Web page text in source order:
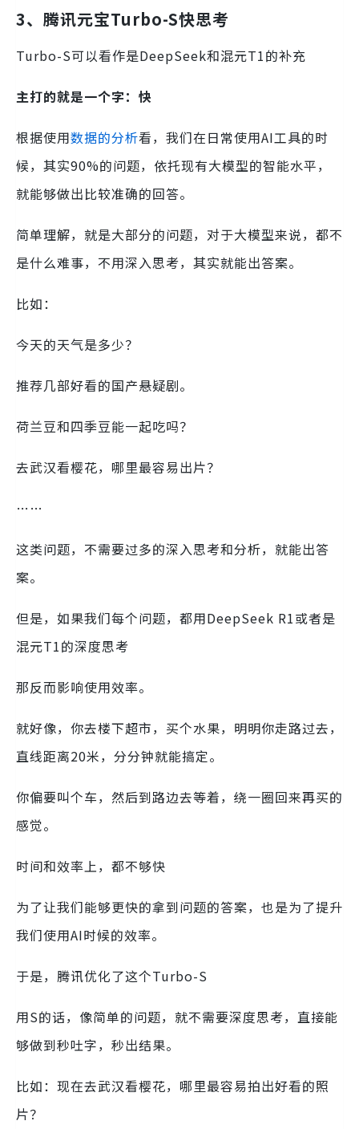
3、腾讯元宝Turbo-S快思考
Turbo-S可以看作是DeepSeek和混元T1的补充
主打的就是一个字：快
根据使用数据的分析看，我们在日常使用AI工具的时
候，其实90%的问题，依托现有大模型的智能水平，
就能够做出比较准确的回答。
简单理解，就是大部分的问题，对于大模型来说，都不
是什么难事，不用深入思考，其实就能出答案。
比如：
今天的天气是多少？
推荐几部好看的国产悬疑剧。
荷兰豆和四季豆能一起吃吗？
去武汉看樱花，哪里最容易出片？
……
这类问题，不需要过多的深入思考和分析，就能出答
案。
但是，如果我们每个问题，都用DeepSeek R1或者是
混元T1的深度思考
那反而影响使用效率。
就好像，你去楼下超市，买个水果，明明你走路过去，
直线距离20米，分分钟就能搞定。
你偏要叫个车，然后到路边去等着，绕一圈回来再买的
感觉。
时间和效率上，都不够快
为了让我们能够更快的拿到问题的答案，也是为了提升
我们使用AI时候的效率。
于是，腾讯优化了这个Turbo-S
用S的话，像简单的问题，就不需要深度思考，直接能
够做到秒吐字，秒出结果。
比如：现在去武汉看樱花，哪里最容易拍出好看的照
片？